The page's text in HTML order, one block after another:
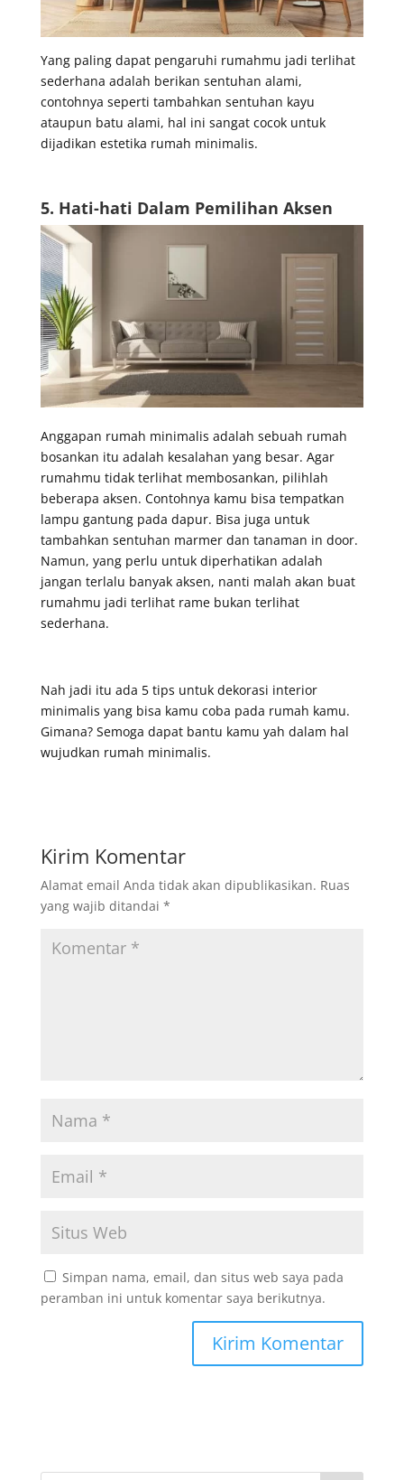
Yang paling dapat pengaruhi rumahmu jadi terlihat
sederhana adalah berikan sentuhan alami,
contohnya seperti tambahkan sentuhan kayu
ataupun batu alami, hal ini sangat cocok untuk
dijadikan estetika rumah minimalis.
5. Hati-hati Dalam Pemilihan Aksen
Anggapan rumah minimalis adalah sebuah rumah
bosankan itu adalah kesalahan yang besar. Agar
rumahmu tidak terlihat membosankan, pilihlah
beberapa aksen. Contohnya kamu bisa tempatkan
lampu gantung pada dapur. Bisa juga untuk
tambahkan sentuhan marmer dan tanaman in door.
Namun, yang perlu untuk diperhatikan adalah
jangan terlalu banyak aksen, nanti malah akan buat
rumahmu jadi terlihat rame bukan terlihat
sederhana.
Nah jadi itu ada 5 tips untuk dekorasi interior
minimalis yang bisa kamu coba pada rumah kamu.
Gimana? Semoga dapat bantu kamu yah dalam hal
wujudkan rumah minimalis.
Kirim Komentar
Alamat email Anda tidak akan dipublikasikan. Ruas
yang wajib ditandai *
Simpan nama, email, dan situs web saya pada
peramban ini untuk komentar saya berikutnya.